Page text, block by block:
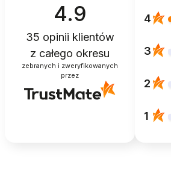
4.9
35 opinii klientów
z całego okresu
zebranych i zweryfikowanych
przez
4
3
2
1